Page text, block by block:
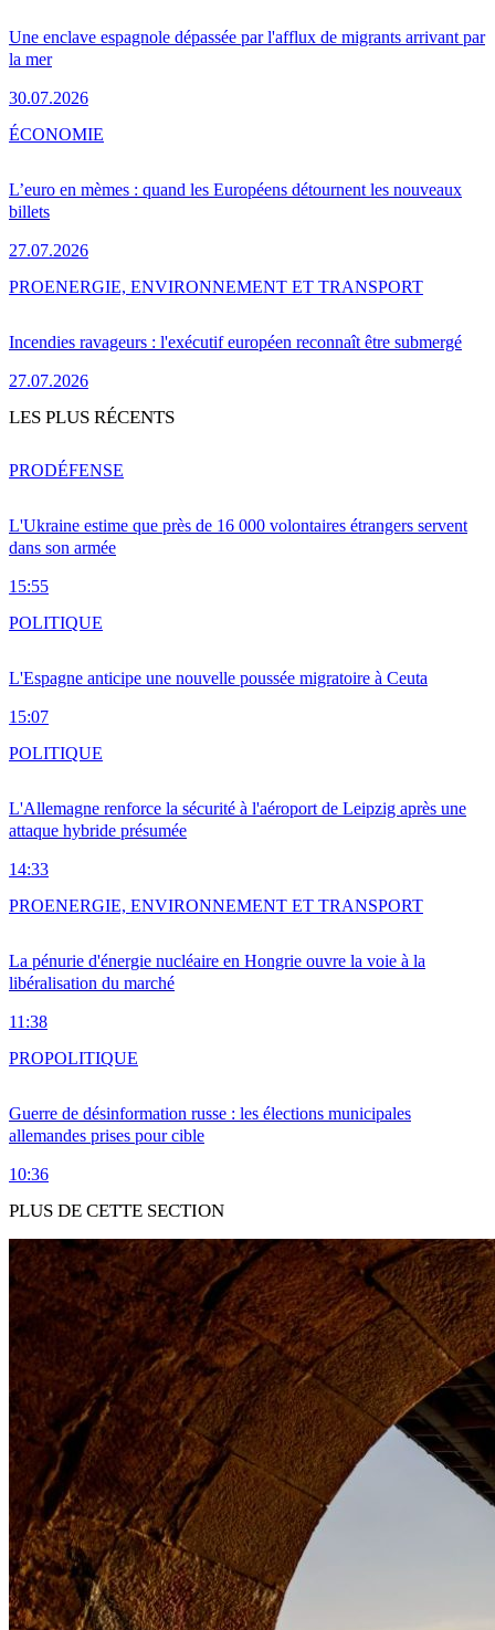
Une enclave espagnole dépassée par l'afflux de migrants arrivant par
la mer
30.07.2026
L’euro en mèmes : quand les Européens détournent les nouveaux
billets
27.07.2026
ÉCONOMIE
Incendies ravageurs : l'exécutif européen reconnaît être submergé
27.07.2026
PROENERGIE, ENVIRONNEMENT ET TRANSPORT
LES PLUS RÉCENTS
L'Ukraine estime que près de 16 000 volontaires étrangers servent
dans son armée
15:55
PRODÉFENSE
L'Espagne anticipe une nouvelle poussée migratoire à Ceuta
15:07
POLITIQUE
L'Allemagne renforce la sécurité à l'aéroport de Leipzig après une
attaque hybride présumée
14:33
POLITIQUE
La pénurie d'énergie nucléaire en Hongrie ouvre la voie à la
libéralisation du marché
11:38
PROENERGIE, ENVIRONNEMENT ET TRANSPORT
Guerre de désinformation russe : les élections municipales
allemandes prises pour cible
10:36
PROPOLITIQUE
PLUS DE CETTE SECTION